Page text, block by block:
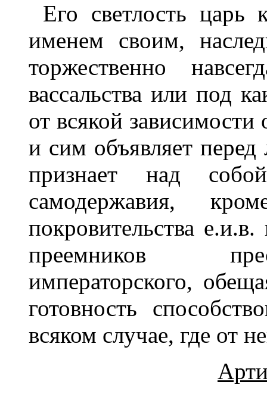
Его светлость царь
именем своим,
торжественно
вассальства или под
от всякой
и сим объявляет
признает над
самодержавия,
покровительства
преемников
императорского,
готовность
всяком случае, где от